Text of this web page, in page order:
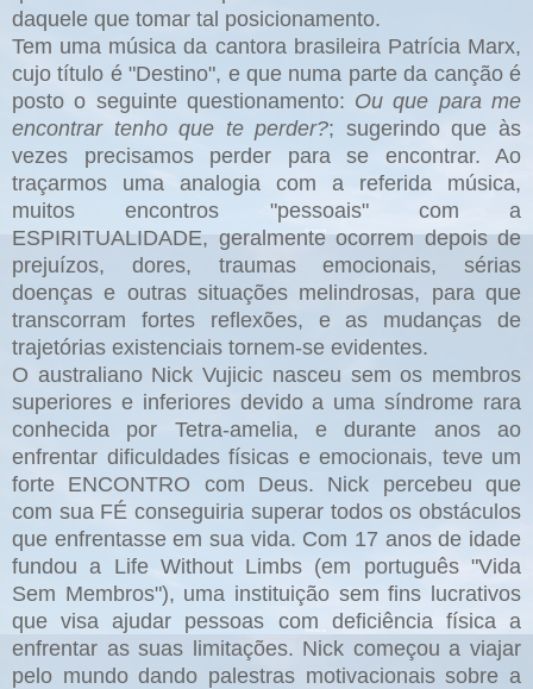
daquele que tomar tal posicionamento.
Tem uma música da cantora brasileira Patrícia Marx,
cujo título é "Destino", e que numa parte da canção é
posto o seguinte questionamento: Ou que para me
encontrar tenho que te perder?; sugerindo que às
vezes precisamos perder para se encontrar. Ao
traçarmos uma analogia com a referida música,
muitos encontros "pessoais" com a
ESPIRITUALIDADE, geralmente ocorrem depois de
prejuízos, dores, traumas emocionais, sérias
doenças e outras situações melindrosas, para que
transcorram fortes reflexões, e as mudanças de
trajetórias existenciais tornem-se evidentes.
O australiano Nick Vujicic nasceu sem os membros
superiores e inferiores devido a uma síndrome rara
conhecida por Tetra-amelia, e durante anos ao
enfrentar dificuldades físicas e emocionais, teve um
forte ENCONTRO com Deus. Nick percebeu que
com sua FÉ conseguiria superar todos os obstáculos
que enfrentasse em sua vida. Com 17 anos de idade
fundou a Life Without Limbs (em português "Vida
Sem Membros"), uma instituição sem fins lucrativos
que visa ajudar pessoas com deficiência física a
enfrentar as suas limitações. Nick começou a viajar
pelo mundo dando palestras motivacionais sobre a